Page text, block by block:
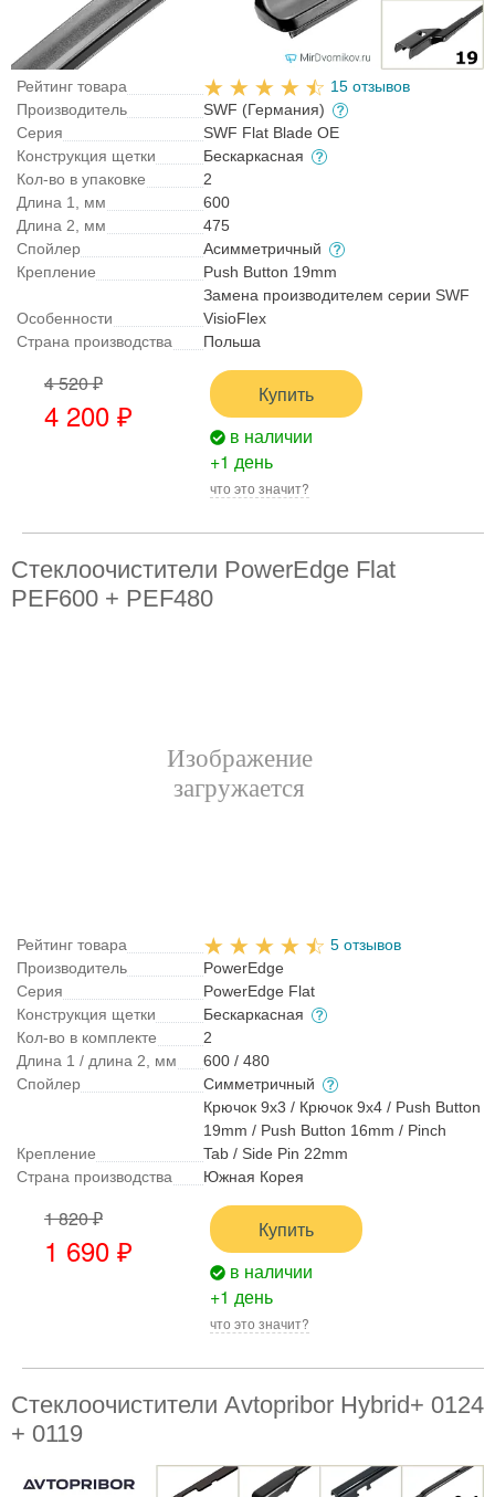
Рейтинг товара
15 отзывов
Производитель
SWF (Германия)
Серия
SWF Flat Blade OE
Конструкция щетки
Бескаркасная
Кол-во в упаковке
2
Длина 1, мм
600
Длина 2, мм
475
Спойлер
Асимметричный
Крепление
Push Button 19mm
Особенности
Замена производителем серии SWF
VisioFlex
Страна производства
Польша
4 520 ₽
4 200 ₽
Купить
в наличии
+1 день
что это значит?
Стеклоочистители PowerEdge Flat
PEF600 + PEF480
Рейтинг товара
5 отзывов
Производитель
PowerEdge
Серия
PowerEdge Flat
Конструкция щетки
Бескаркасная
Кол-во в комплекте
2
Длина 1 / длина 2, мм
600 / 480
Спойлер
Симметричный
Крепление
Крючок 9x3 / Крючок 9x4 / Push Button
19mm / Push Button 16mm / Pinch
Tab / Side Pin 22mm
Страна производства
Южная Корея
1 820 ₽
1 690 ₽
Купить
в наличии
+1 день
что это значит?
Стеклоочистители Avtopribor Hybrid+ 0124
+ 0119